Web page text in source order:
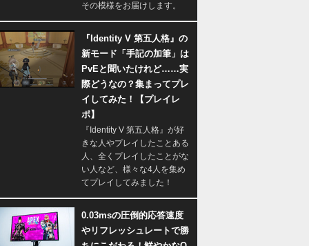
その模様をお届けします。
『Identity V 第五人格』の
新モード「手記の加筆」は
PvEと聞いたけれど……実
際どうなの？集まってプレ
イしてみた！【プレイレ
ポ】
『Identity V 第五人格』が好
きな人やプレイしたことある
人、全くプレイしたことがな
い人など、様々な4人を集め
てプレイしてみました！
0.03msの圧倒的応答速度
やリフレッシュレートで勝